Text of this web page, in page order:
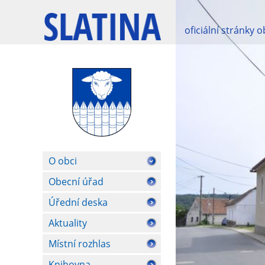
O obci
Obecní úřad
Úřední deska
Aktuality
Místní rozhlas
oficiální stránky